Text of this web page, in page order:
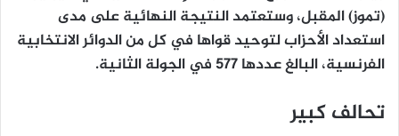
(تموز) المقبل، وستعتمد النتيجة النهائية على مدى
استعداد الأحزاب لتوحيد قواها في كل من الدوائر الانتخابية
الفرنسية، البالغ عددها 577 في الجولة الثانية.
تحالف كبير